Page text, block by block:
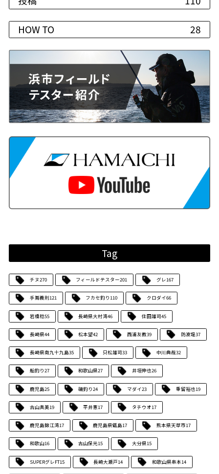
HOW TO 28
Tag
チヌ270 フィールドテスター201 グレ167
手嶌義則121 フカセ釣り110 クロダイ66
岩橋稔55 長崎県大村湾46 住田雄司45
長崎県44 松本望42 西浦友教39 防波堤37
長崎県南九十九島35 只松雄司33 中川典哉32
船釣り27 和歌山県27 井垣伸也26
鹿児島25 磯釣り24 マダイ23 重留裕也19
古山真美19 平井憲17 タチウオ17
鹿児島錦江湾17 鹿児島県甑島17 熊本県天草市17
和歌山16 古山保元15 大分県15
SUPERグレFT15 長崎大瀬戸14 和歌山県串本14